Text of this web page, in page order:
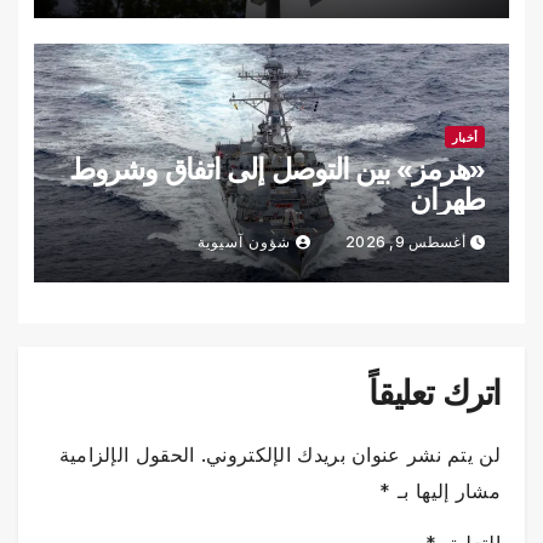
أخبار
«هرمز» بين التوصل إلى اتفاق وشروط
طهران
أغسطس 9, 2026 شؤون آسيوية
اترك تعليقاً
لن يتم نشر عنوان بريدك الإلكتروني. الحقول الإلزامية
مشار إليها بـ *